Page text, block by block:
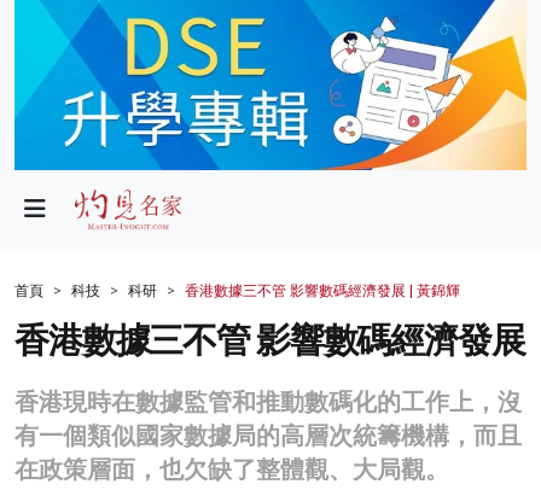
政局
財經
生活
商業
科技
首頁 科技 科研 香港數據三不管 影響數碼經濟發展 | 黃錦輝
香港數據三不管 影響數碼經濟發展
香港現時在數據監管和推動數碼化的工作上，沒
有一個類似國家數據局的高層次統籌機構，而且
在政策層面，也欠缺了整體觀、大局觀。